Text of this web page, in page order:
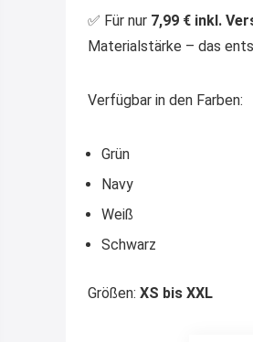
✅ Für nur 7,99 € inkl.
Materialstärke – das
Verfügbar in den Farben:
Grün
Navy
Weiß
Schwarz
Größen: XS bis XXL